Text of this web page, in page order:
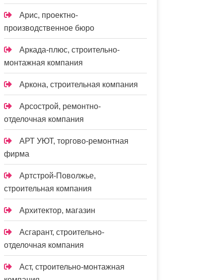
Арис, проектно-
производственное бюро
Аркада-плюс, строительно-
монтажная компания
Аркона, строительная компания
Арсострой, ремонтно-
отделочная компания
АРТ УЮТ, торгово-ремонтная
фирма
Артстрой-Поволжье,
строительная компания
Архитектор, магазин
Асгарант, строительно-
отделочная компания
Аст, строительно-монтажная